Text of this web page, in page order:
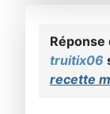
Réponse
truitix06
recette